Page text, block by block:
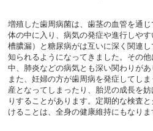
増殖した歯周病菌は、歯茎の血管を通
体の中に入り、病気の発症や進行しや
槽膿漏）と糖尿病がは互いに深く関連
知られるようになってきました。その
中、肺炎などの病気とも深い関わりがあ
また、妊婦の方が歯周病を発症してし
産となってしまったり、胎児の成長を
りすることがあります。定期的な検査
けることは、全身の健康維持にもなりま